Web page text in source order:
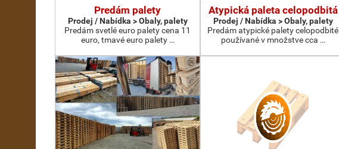
Predám palety
Prodej / Nabídka > Obaly, palety
Predám svetlé euro palety cena 11
euro, tmavé euro palety …
Atypická paleta celopodbitá
Prodej / Nabídka > Obaly, palety
Predám atypické palety celopodbité
používané v množstve cca …